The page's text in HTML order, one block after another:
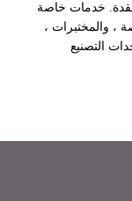
خدمات خاصة
، والمختبرات ،